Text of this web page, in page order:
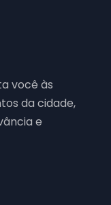
você às
da cidade,
e